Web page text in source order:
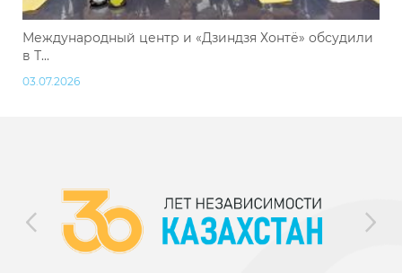
Международный центр и «Дзиндзя Хонтё» обсудили
в Т...
03.07.2026